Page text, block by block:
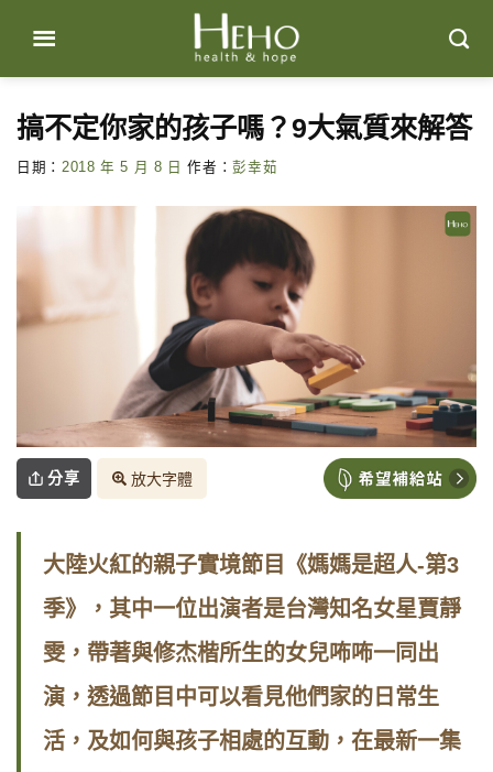
content
搞不定你家的孩子嗎？9大氣質來解答
日期： 2018 年 5 月 8 日 作者：彭幸茹
分享 放大字體
大陸火紅的親子實境節目《媽媽是超人-第3
季》，其中一位出演者是台灣知名女星賈靜
雯，帶著與修杰楷所生的女兒咘咘一同出
演，透過節目中可以看見他們家的日常生
活，及如何與孩子相處的互動，在最新一集